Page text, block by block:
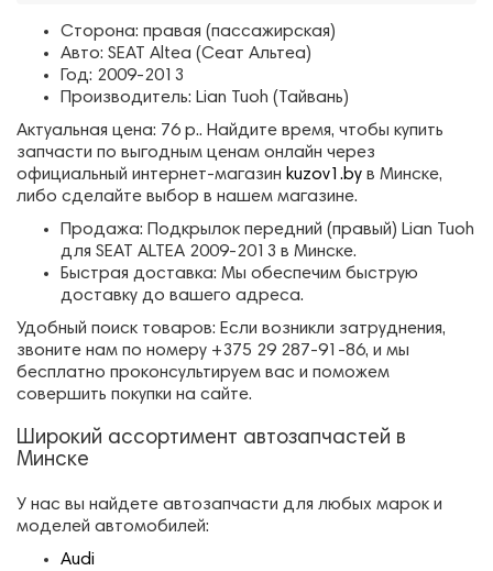
Сторона: правая (пассажирская)
Авто: SEAT Altea (Сеат Альтеа)
Год: 2009-2013
Производитель: Lian Tuoh (Тайвань)
Актуальная цена: 76 р.. Найдите время, чтобы купить
запчасти по выгодным ценам онлайн через
официальный интернет-магазин kuzov1.by в Минске,
либо сделайте выбор в нашем магазине.
Продажа: Подкрылок передний (правый) Lian Tuoh
для SEAT ALTEA 2009-2013 в Минске.
Быстрая доставка: Мы обеспечим быструю
доставку до вашего адреса.
Удобный поиск товаров: Если возникли затруднения,
звоните нам по номеру +375 29 287-91-86, и мы
бесплатно проконсультируем вас и поможем
совершить покупки на сайте.
Широкий ассортимент автозапчастей в
Минске
У нас вы найдете автозапчасти для любых марок и
моделей автомобилей:
Audi